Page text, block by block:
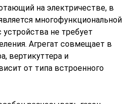
на электричестве, в
многофункциональной
не требует
Агрегат совмещает в
вертикуттера и
от типа встроенного